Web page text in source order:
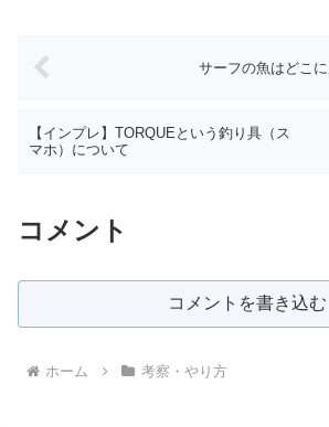
サーフの魚はどこ
【インプレ】TORQUEという釣り具（ス
マホ）について
コメント
コメントを書き込む
ホーム 考察・やり方